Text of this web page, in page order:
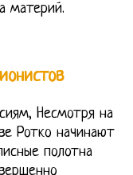
материй.
Несмотря на
Ротко начинают
полотна